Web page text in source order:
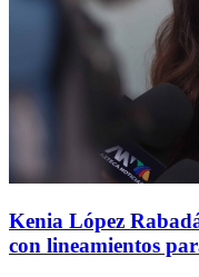
Kenia López
con lineamientos